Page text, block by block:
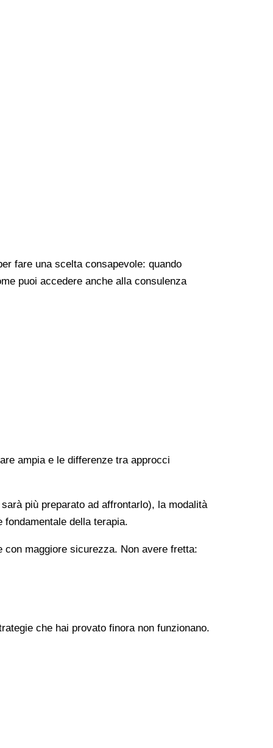
fare una scelta consapevole: quando
puoi accedere anche alla consulenza
ampia e le differenze tra approcci
più preparato ad affrontarlo), la modalità
della terapia.
maggiore sicurezza. Non avere fretta:
che hai provato finora non funzionano.